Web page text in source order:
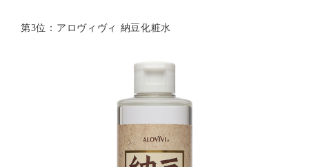
第3位：アロヴィヴィ 納豆化粧水